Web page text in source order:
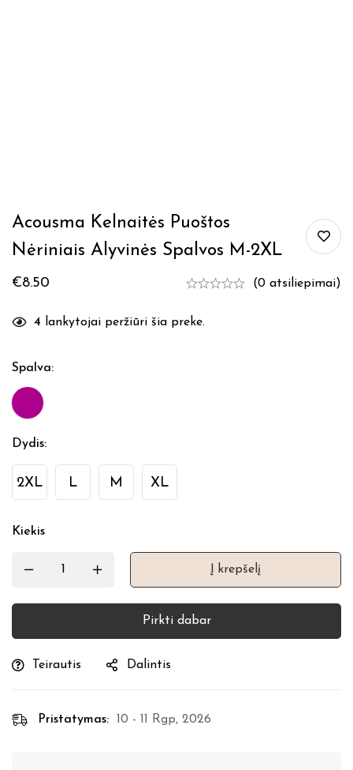
Acousma Kelnaitės Puoštos
Nėriniais Alyvinės Spalvos M-2XL
€8.50 (0 atsiliepimai)
4 lankytojai peržiūri šia preke.
Spalva:
Dydis:
2XL L M XL
Kiekis
Į krepšelį
Pirkti dabar
Teirautis Dalintis
Pristatymas: 10 - 11 Rgp, 2026